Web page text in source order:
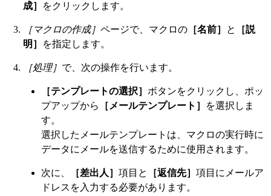
成］
をクリックします。
［マクロの作成］ ページで、マクロの ［名前］ と
［説
明］
を指定します。
［処理］ で、次の操作を行います。
［テンプレートの選択］ ボタンをクリックし、ポッ
プアップから
［メールテンプレート］
を選択しま
す。
選択したメールテンプレートは、マクロの実行時に
データにメールを送信するために使用されます。
次に、 ［差出人］ 項目と ［返信先］ 項目にメールア
ドレスを入力する必要があります。